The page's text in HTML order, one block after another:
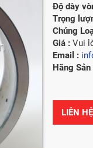
Độ dày
Trọng
Chủng
Giá : Vui
Email :
Hãng
LIÊN